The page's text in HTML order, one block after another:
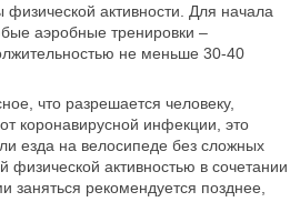
активности. Для начала
аэробные тренировки –
не меньше 30-40
что разрешается человеку,
коронавирусной инфекции, это
езда на велосипеде без сложных
физической активностью в сочетании
рекомендуется позднее,